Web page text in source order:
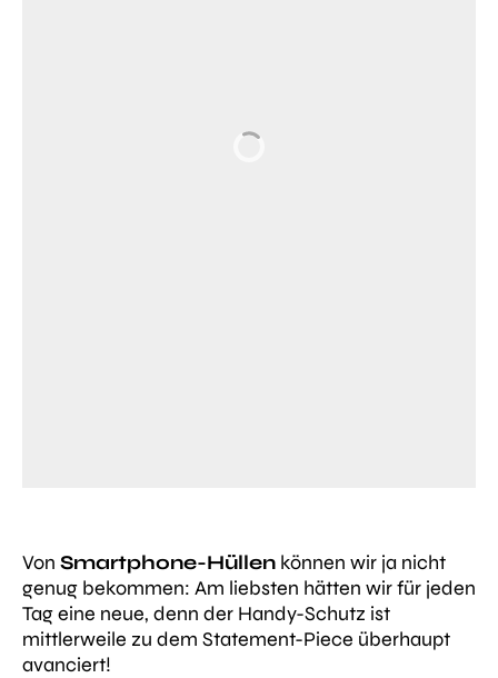
Von Smartphone-Hüllen können wir ja nicht
genug bekommen: Am liebsten hätten wir für jeden
Tag eine neue, denn der Handy-Schutz ist
mittlerweile zu dem Statement-Piece überhaupt
avanciert!